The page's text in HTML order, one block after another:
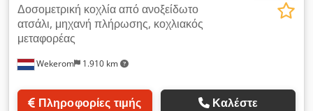
Wekerom 1.910 km
Δοσομετρική κοχλία από ανοξείδωτο
ατσάλι, μηχανή πλήρωσης, κοχλιακός
μεταφορέας
Πληροφορίες τιμής Καλέστε